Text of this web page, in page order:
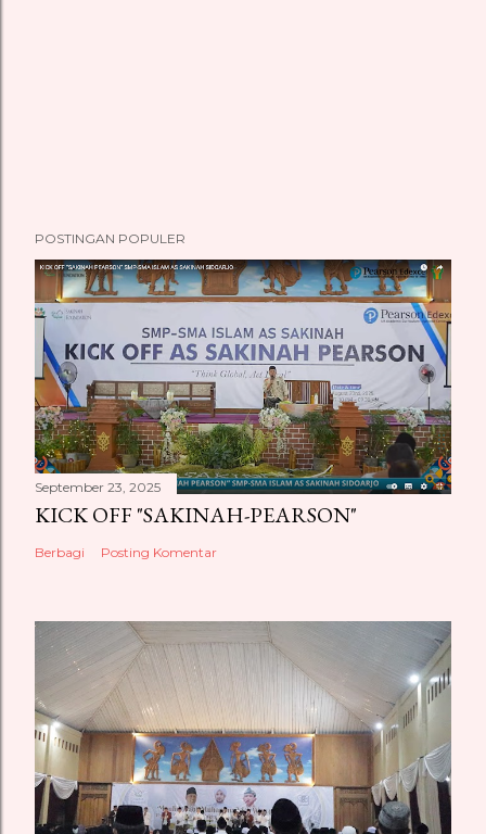
POSTINGAN POPULER
September 23, 2025
KICK OFF "SAKINAH-PEARSON"
Berbagi Posting Komentar